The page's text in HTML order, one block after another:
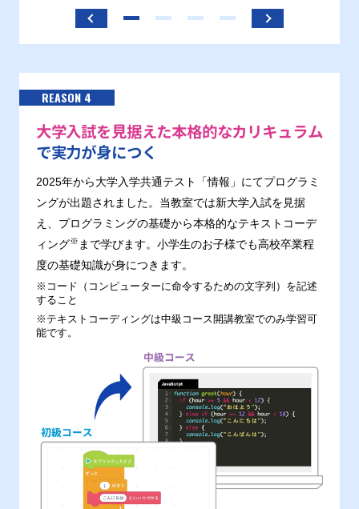
REASON 4
大学入試を見据えた本格的なカリキュラム
で実力が身につく
2025年から大学入学共通テスト「情報」にてプログラミ
ングが出題されました。当教室では新大学入試を見据
え、プログラミングの基礎から本格的なテキストコーデ
ィング※ まで学びます。小学生のお子様でも高校卒業程
度の基礎知識が身につきます。
※コード（コンピューターに命令するための文字列）を記述
すること
※テキストコーディングは中級コース開講教室でのみ学習可
能です。